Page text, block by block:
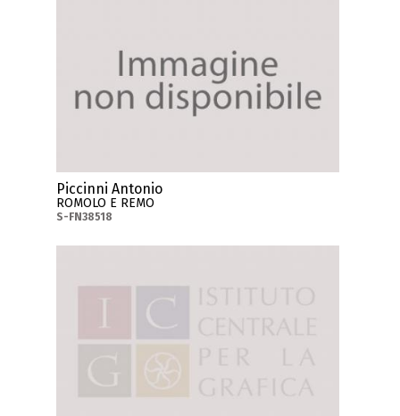
Piccinni Antonio
ROMOLO E REMO
S-FN38518